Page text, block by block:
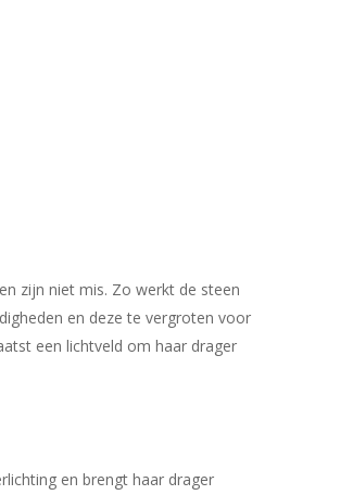
zijn niet mis. Zo werkt de steen
en deze te vergroten voor
een lichtveld om haar drager
en brengt haar drager